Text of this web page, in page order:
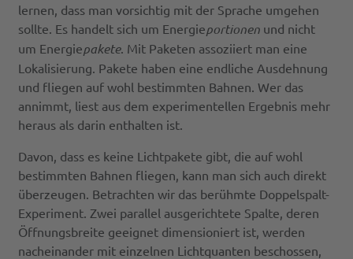
lernen, dass man vorsichtig mit der Sprache umgehen
sollte. Es handelt sich um Energieportionen und nicht
um Energiepakete. Mit Paketen assoziiert man eine
Lokalisierung. Pakete haben eine endliche Ausdehnung
und fliegen auf wohl bestimmten Bahnen. Wer das
annimmt, liest aus dem experimentellen Ergebnis mehr
heraus als darin enthalten ist.
Davon, dass es keine Lichtpakete gibt, die auf wohl
bestimmten Bahnen fliegen, kann man sich auch direkt
überzeugen. Betrachten wir das berühmte Doppelspalt-
Experiment. Zwei parallel ausgerichtete Spalte, deren
Öffnungsbreite geeignet dimensioniert ist, werden
nacheinander mit einzelnen Lichtquanten beschossen,